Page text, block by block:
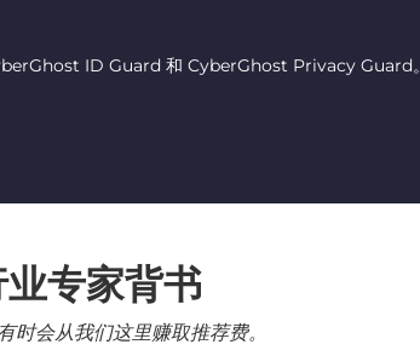
ID Guard 和 CyberGhost Privacy Guard。
专家背书
会从我们这里赚取推荐费。